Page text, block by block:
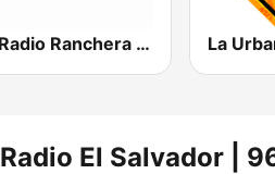
Radio Ranchera El Salvador
Radio El Salvador |